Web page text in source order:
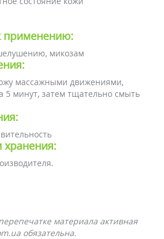
применению:
микозам
массажными движениями,
5 минут, затем тщательно смыть
хранения:
материала активная
обязательна.